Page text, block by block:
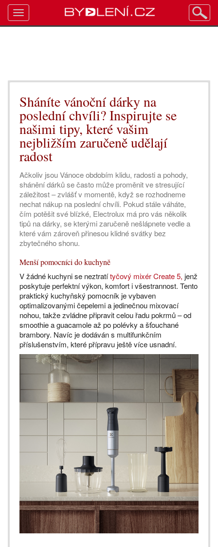
Sháníte vánoční dárky na
poslední chvíli? Inspirujte se
našimi tipy, které vašim
nejbližším zaručeně udělají
radost
Ačkoliv jsou Vánoce obdobím klidu, radosti a pohody,
shánění dárků se často může proměnit ve stresující
záležitost – zvlášť v momentě, když se rozhodneme
nechat nákup na poslední chvíli. Pokud stále váháte,
čím potěšit své blízké, Electrolux má pro vás několik
tipů na dárky, se kterými zaručeně nešlápnete vedle a
které vám zároveň přinesou klidné svátky bez
zbytečného shonu.
Menší pomocníci do kuchyně
V žádné kuchyni se neztratítyčový mixér Create 5, jenž
poskytuje perfektní výkon, komfort i všestrannost. Tento
praktický kuchyňský pomocník je vybaven
optimalizovanými čepelemi a jedinečnou mixovací
nohou, takže zvládne připravit celou řadu pokrmů – od
smoothie a guacamole až po polévky a šťouchané
brambory. Navíc je dodáván s multifunkčním
příslušenstvím, které přípravu ještě více usnadní.
Toggle
navigation